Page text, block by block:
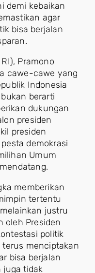
demi kebaikan
agar
bisa berjalan
Pramono
cawe-cawe yang
Indonesia
berarti
dukungan
presiden
presiden
demokrasi
Umum
memberikan
tertentu
justru
oleh Presiden
politik
menciptakan
bisa berjalan
juga tidak